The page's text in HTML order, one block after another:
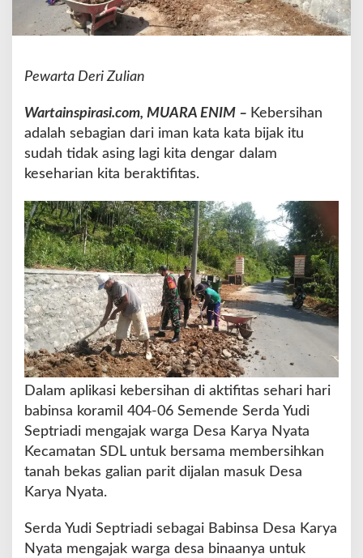
0
6
m
n
e
A
k
M
a
s
y
a
r
a
k
a
t
r
s
a
G
u
Pewarta Deri Zulian
Wartainspirasi.com, MUARA ENIM – Kebersihan
adalah sebagian dari iman kata kata bijak itu
sudah tidak asing lagi kita dengar dalam
keseharian kita beraktifitas.
Dalam aplikasi kebersihan di aktifitas sehari hari
babinsa koramil 404-06 Semende Serda Yudi
Septriadi mengajak warga Desa Karya Nyata
Kecamatan SDL untuk bersama membersihkan
tanah bekas galian parit dijalan masuk Desa
Karya Nyata.
Serda Yudi Septriadi sebagai Babinsa Desa Karya
Nyata mengajak warga desa binaanya untuk